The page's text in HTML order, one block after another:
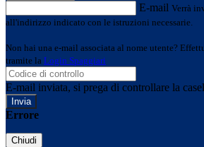
E-mail Verrà
all'indirizzo indicato con le istruzioni necessarie.
Non hai una e-mail associata al nome utente?
tramite la Login Spaggiari
E-mail inviata, si prega di controllare la
Errore
Chiudi